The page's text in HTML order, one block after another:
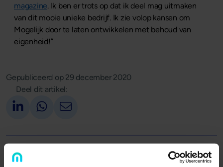
magazine. Ik ben er trots op dat ik deel mag uitmaken
van dit mooie unieke bedrijf. Ik zie volop kansen om
Mogelijk door te laten ontwikkelen met behoud van
eigenheid!”
Gepubliceerd op 29 december 2020
Deel dit artikel:
Deel op LinkedIn
Deel via Whatsapp
Deel via email
Terug naar overzicht